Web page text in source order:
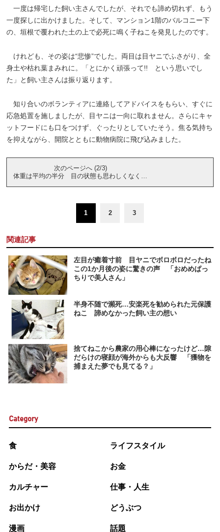
一度は帰宅した飼い主さんでしたが、それでも諦め切れず、もう
一度探しに出かけました。そして、マンション1階のバルコニー下
の、垣根で覆われた土の上で必死に鳴く子ねこを発見したのです。
けれども、その姿は“悲惨”でした。両目は目ヤニでふさがり、全
身土や枯れ葉まみれに。「とにかく頑張って!! という思いでし
た」と飼い主さんは振り返ります。
知り合いのボランティアに連絡してアドバイスをもらい、すぐに
応急処置を施しましたが、目ヤニは一向に取れません。さらにキャ
ットフードにも口をつけず、ぐったりとしていたそう。焦る気持ち
を抑えながら、開院とともに動物病院に飛び込みました。
次のページへ (2/3)
体重は平均の半分 目の状態も思わしくなく…
1 2 3
関連記事
左目が癒着寸前 目ヤニでボロボロだったね
この1か月後の姿に驚きの声 「おめめぱっ
ちりで美人さん」
半身不随で瀕死…安楽死を勧められた元保護
ねこ 諦めなかった飼い主の想い
捨てねこから農家の用心棒になったけど…隙
だらけの寝顔が海外からも大反響 「獲物を
捕まえた夢でも見てる？」
Category
食 ライフスタイル
からだ・美容 お金
カルチャー 仕事・人生
お出かけ どうぶつ
漫画 話題